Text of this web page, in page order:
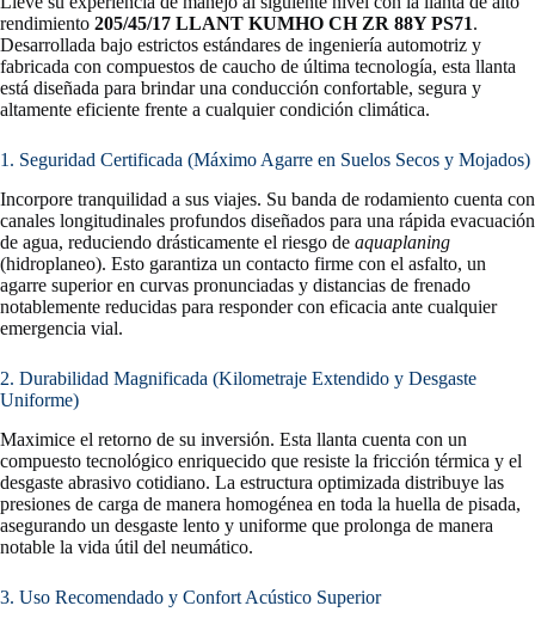
rendimiento 205/45/17 LLANT KUMHO CH ZR 88Y PS71.
Desarrollada bajo estrictos estándares de ingeniería automotriz y
fabricada con compuestos de caucho de última tecnología, esta llanta
está diseñada para brindar una conducción confortable, segura y
altamente eficiente frente a cualquier condición climática.
1. Seguridad Certificada (Máximo Agarre en Suelos Secos y Mojados)
Incorpore tranquilidad a sus viajes. Su banda de rodamiento cuenta con
canales longitudinales profundos diseñados para una rápida evacuación
de agua, reduciendo drásticamente el riesgo de aquaplaning
(hidroplaneo). Esto garantiza un contacto firme con el asfalto, un
agarre superior en curvas pronunciadas y distancias de frenado
notablemente reducidas para responder con eficacia ante cualquier
emergencia vial.
2. Durabilidad Magnificada (Kilometraje Extendido y Desgaste
Uniforme)
Maximice el retorno de su inversión. Esta llanta cuenta con un
compuesto tecnológico enriquecido que resiste la fricción térmica y el
desgaste abrasivo cotidiano. La estructura optimizada distribuye las
presiones de carga de manera homogénea en toda la huella de pisada,
asegurando un desgaste lento y uniforme que prolonga de manera
notable la vida útil del neumático.
3. Uso Recomendado y Confort Acústico Superior